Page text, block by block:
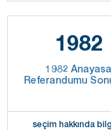
1982
1982 Anayasa
Referandumu
seçim hakkında